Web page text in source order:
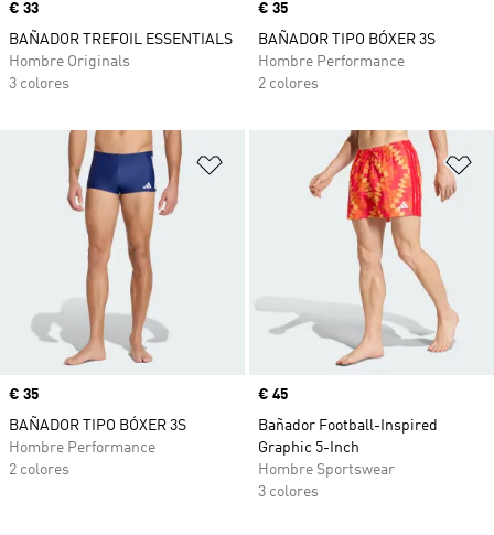
Precio
€ 33
BAÑADOR TREFOIL ESSENTIALS
Hombre Originals
3 colores
Precio
€ 35
BAÑADOR TIPO BÓXER 3S
Hombre Performance
2 colores
Añadir a la lista de deseos
Precio
€ 35
BAÑADOR TIPO BÓXER 3S
Hombre Performance
2 colores
Precio
€ 45
Bañador Football-Inspired
Graphic 5-Inch
Hombre Sportswear
3 colores